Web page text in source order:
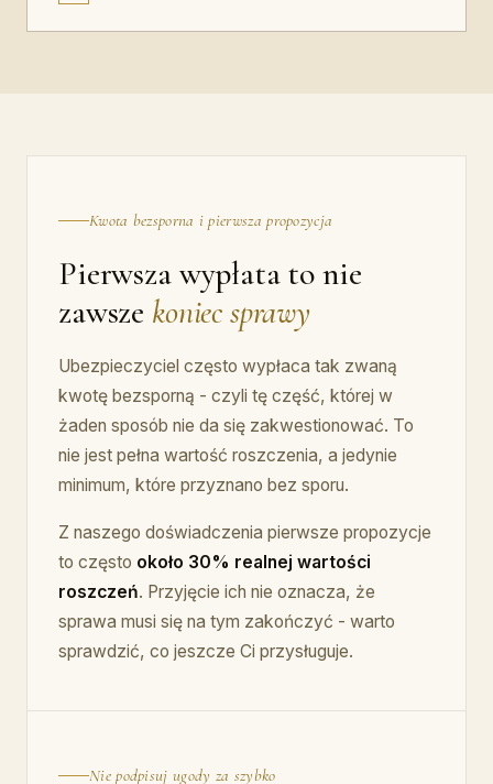
Kwota bezsporna i pierwsza propozycja
Pierwsza wypłata to nie
zawsze koniec sprawy
Ubezpieczyciel często wypłaca tak zwaną
kwotę bezsporną - czyli tę część, której w
żaden sposób nie da się zakwestionować. To
nie jest pełna wartość roszczenia, a jedynie
minimum, które przyznano bez sporu.
Z naszego doświadczenia pierwsze propozycje
to często około 30% realnej wartości
roszczeń. Przyjęcie ich nie oznacza, że
sprawa musi się na tym zakończyć - warto
sprawdzić, co jeszcze Ci przysługuje.
Nie podpisuj ugody za szybko